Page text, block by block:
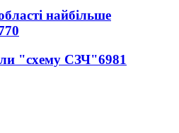
найбільше
"схему СЗЧ"6981